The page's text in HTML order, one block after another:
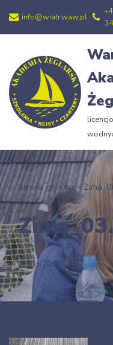
Przejdź
treści
info@wiatr.waw.pl
Strona główna»
26/03/2009